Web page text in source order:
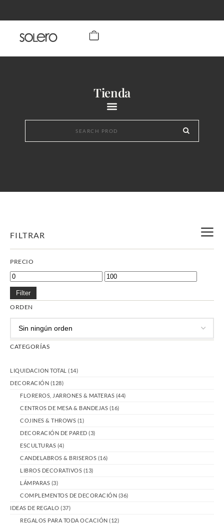
Tienda
FILTRAR
PRECIO
Filter
ORDEN
CATEGORÍAS
LIQUIDACION TOTAL (14)
DECORACIÓN (128)
FLOREROS, JARRONES & MATERAS (44)
CENTROS DE MESA & BANDEJAS (16)
COJINES & THROWS (1)
DECORACIÓN DE PARED (3)
ESCULTURAS (4)
CANDELABROS & BRISEROS (16)
LIBROS DECORATIVOS (13)
LÁMPARAS (3)
COMPLEMENTOS DE DECORACIÓN (36)
IDEAS DE REGALO (37)
REGALOS PARA TODA OCACIÓN (12)